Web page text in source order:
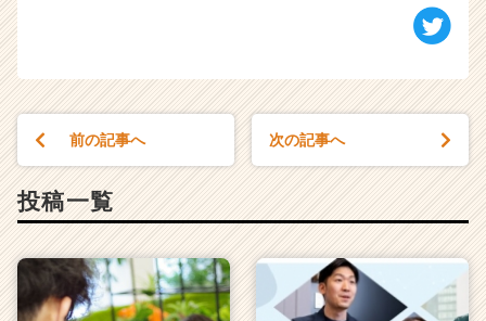
前の記事へ 次の記事へ
投稿一覧